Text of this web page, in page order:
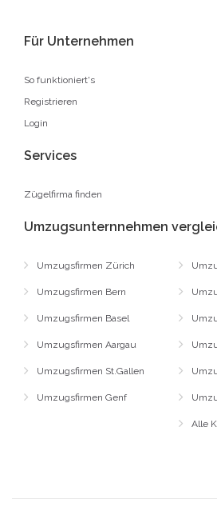
Für Unternehmen
So funktioniert's
Registrieren
Login
Services
Zügelfirma finden
Umzugsunternnehmen
Umzugsfirmen Zürich
Umzugsfirmen Bern
Umzugsfirmen Basel
Umzugsfirmen Aargau
Umzugsfirmen St.Gallen
Umzugsfirmen Genf
Alle